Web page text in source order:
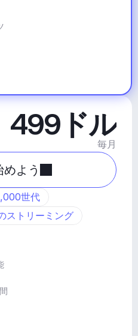
499ドル
毎月
よう
世代
ストリーミング